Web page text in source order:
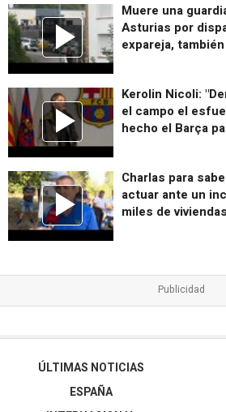
Muere una
Asturias por
expareja,
Kerolin Nicoli:
el campo el
hecho el Barça
Charlas para
actuar ante un
miles de
ÚLTIMAS NOTICIAS
ESPAÑA